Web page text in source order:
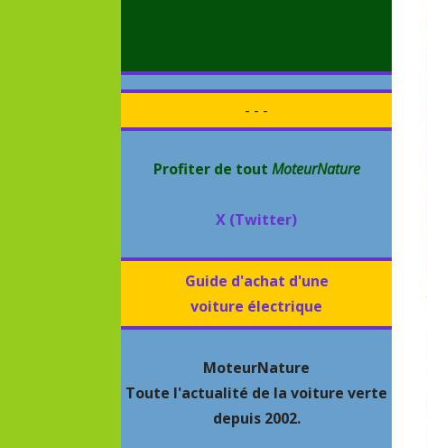
- - -
Profiter de tout MoteurNature
X (Twitter)
Guide d'achat d'une
voiture électrique
MoteurNature
Toute l'actualité de la voiture verte
depuis 2002.